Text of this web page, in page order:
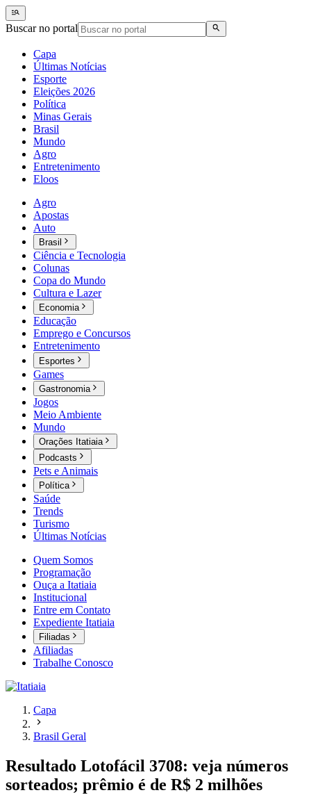
Buscar no portal
Capa
Últimas Notícias
Esporte
Eleições 2026
Política
Minas Gerais
Brasil
Mundo
Agro
Entretenimento
Eloos
Agro
Apostas
Auto
Brasil
Ciência e Tecnologia
Colunas
Copa do Mundo
Cultura e Lazer
Economia
Educação
Emprego e Concursos
Entretenimento
Esportes
Games
Gastronomia
Jogos
Meio Ambiente
Mundo
Orações Itatiaia
Podcasts
Pets e Animais
Política
Saúde
Trends
Turismo
Últimas Notícias
Quem Somos
Programação
Ouça a Itatiaia
Institucional
Entre em Contato
Expediente Itatiaia
Filiadas
Afiliadas
Trabalhe Conosco
Capa
Brasil Geral
Resultado Lotofácil 3708: veja números
sorteados; prêmio é de R$ 2 milhões